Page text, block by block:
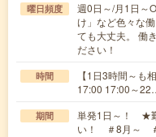
曜日頻度
週0日～/月1日～
け」など色々な
ても大丈夫。 働
ださい！
時間
【1日3時間～も
17:00 17:00～
期間
単発1日～！ ★勤
い！ ＃8月～